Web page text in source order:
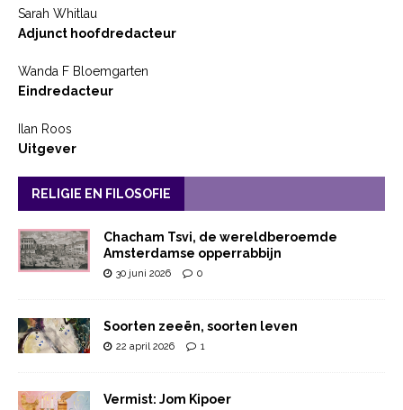
Sarah Whitlau
Adjunct hoofdredacteur
Wanda F Bloemgarten
Eindredacteur
Ilan Roos
Uitgever
RELIGIE EN FILOSOFIE
Chacham Tsvi, de wereldberoemde
Amsterdamse opperrabbijn
30 juni 2026 0
Soorten zeeën, soorten leven
22 april 2026 1
Vermist: Jom Kipoer